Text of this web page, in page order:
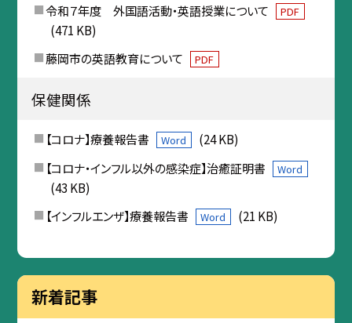
令和７年度 外国語活動・英語授業について PDF
(471 KB)
藤岡市の英語教育について
PDF
保健関係
【コロナ】療養報告書 Word
(24 KB)
【コロナ・インフル以外の感染症】治癒証明書
Word
(43 KB)
【インフルエンザ】療養報告書
Word (21 KB)
新着記事